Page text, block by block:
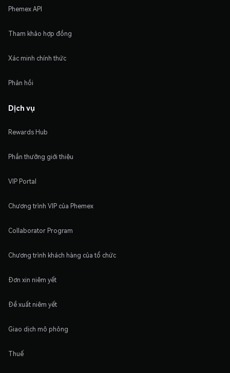
Phemex API
Tham khảo hợp đồng
Xác minh chính thức
Phản hồi
Dịch vụ
Rewards Hub
Phần thưởng giới thiệu
VIP Portal
Chương trình VIP của Phemex
Collaborator Program
Chương trình khách hàng của tổ chức
Đơn xin niêm yết
Đề xuất niêm yết
Giao dịch mô phỏng
Thuế